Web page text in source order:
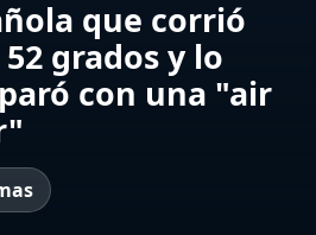
y su bizarro
de
con
récord: llegó a
con Vasco
y ya habló de
club
dos años: "Es
un nuevo
para mí"
que corrió
grados y lo
con una "air
historia de su
preso a su
vida junto a